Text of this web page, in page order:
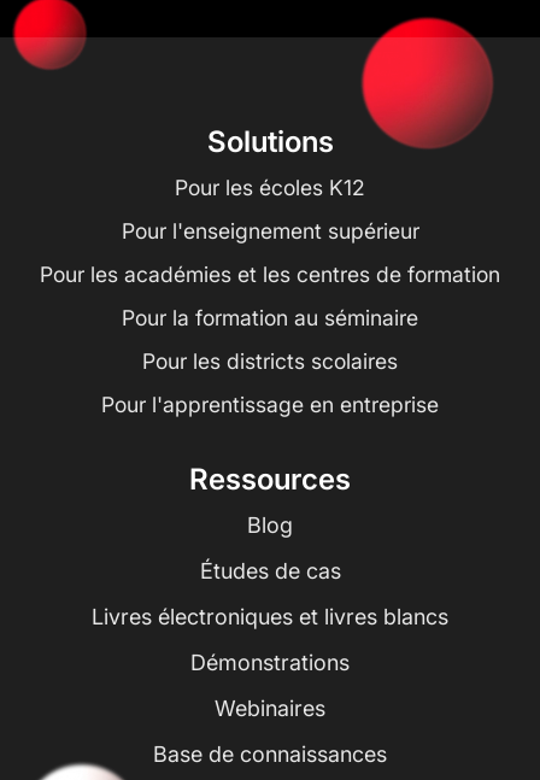
Solutions
Pour les écoles K12
Pour l'enseignement supérieur
Pour les académies et les centres de formation
Pour la formation au séminaire
Pour les districts scolaires
Pour l'apprentissage en entreprise
Ressources
Blog
Études de cas
Livres électroniques et livres blancs
Démonstrations
Webinaires
Base de connaissances